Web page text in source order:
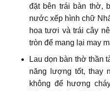
đặt bên trái bàn thờ,
nước xếp hình chữ
hoa tươi và trái cây
tròn để mang lại may
Lau dọn bàn thờ thần
năng lượng tốt, thay
không để hương